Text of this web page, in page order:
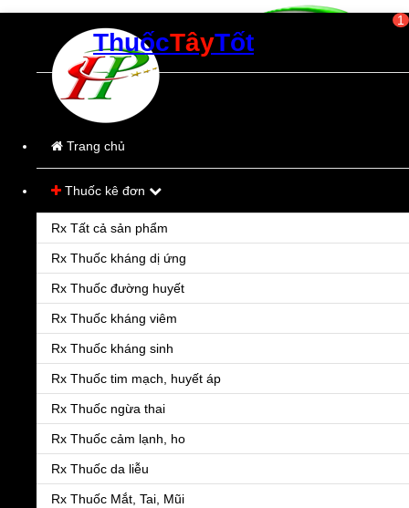
Thời gian làm việc:
ThuốcTâyTốt
Trang chủ
Thuốc kê đơn
Rx Tất cả sản phẩm
Rx Thuốc kháng dị ứng
Rx Thuốc đường huyết
Rx Thuốc kháng viêm
Rx Thuốc kháng sinh
Rx Thuốc tim mạch, huyết áp
Rx Thuốc ngừa thai
Rx Thuốc cảm lạnh, ho
Rx Thuốc da liễu
Rx Thuốc Mắt, Tai, Mũi
1